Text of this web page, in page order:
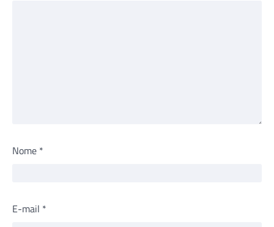
Nome *
E-mail *